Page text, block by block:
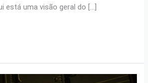
está uma visão geral do […]